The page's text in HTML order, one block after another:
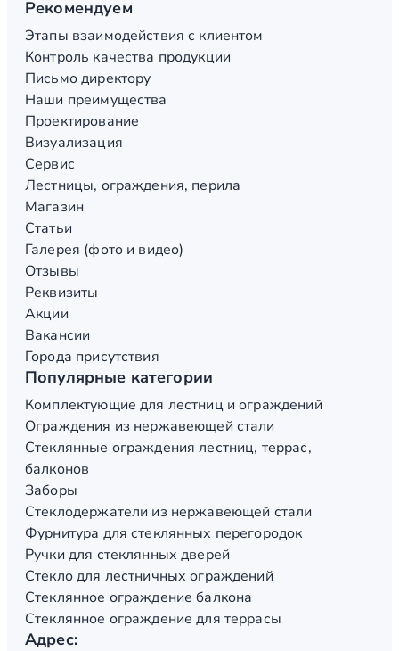
Рекомендуем
Этапы взаимодействия с клиентом
Контроль качества продукции
Письмо директору
Наши преимущества
Проектирование
Визуализация
Сервис
Лестницы, ограждения, перила
Магазин
Статьи
Галерея (фото и видео)
Отзывы
Реквизиты
Акции
Вакансии
Города присутствия
Популярные категории
Комплектующие для лестниц и ограждений
Ограждения из нержавеющей стали
Стеклянные ограждения лестниц, террас,
балконов
Заборы
Стеклодержатели из нержавеющей стали
Фурнитура для стеклянных перегородок
Ручки для стеклянных дверей
Стекло для лестничных ограждений
Стеклянное ограждение балкона
Стеклянное ограждение для террасы
Адрес: